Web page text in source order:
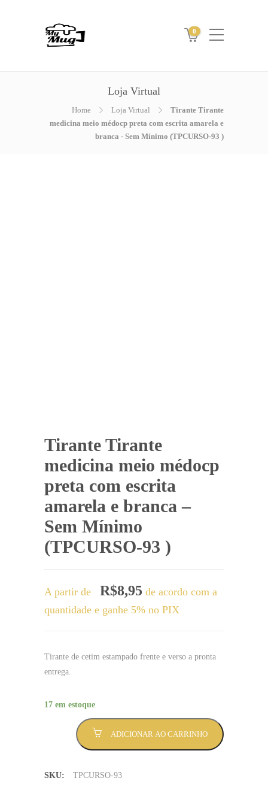
0
Loja Virtual
Home Loja Virtual
Tirante Tirante
medicina meio médocp preta com escrita amarela e
branca - Sem Mínimo (TPCURSO-93 )
Tirante Tirante
medicina meio médocp
preta com escrita
amarela e branca –
Sem Mínimo
(TPCURSO-93 )
A partir de R$8,95 de acordo com a
quantidade e ganhe 5% no PIX
Tirante de cetim estampado frente e verso a pronta
entrega.
17 em estoque
médocp
ADICIONAR AO CARRINHO
SKU: TPCURSO-93